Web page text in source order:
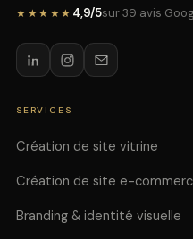
★★★★★ 4,9/5sur 39 avis
SERVICES
Création de site vitrine
Création de site e-
Branding & identité visuelle